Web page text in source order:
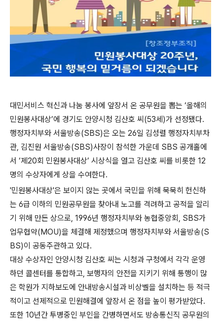
대민서비스 혁신과 나눔 봉사에 앞장서 온 공무원을 뽑는 ‘올해의
민원봉사대상’에 경기도 안양시청 김산호 씨(53세)가 선정됐다.
행정자치부와 서울방송(SBS)은 오는 26일 김성렬 행정자치부차
관, 김진원 서울방송(SBS)사장이 참석한 가운데 SBS 공개홀에
서 ‘제20회 민원봉사대상’ 시상식을 열고 김산호 씨를 비롯한 12
명의 수상자에게 상을 수여한다.
'민원봉사대상'은 보이지 않는 곳에서 국민을 위해 묵묵히 헌신하
는 6급 이하의 민원공무원을 찾아내 노고를 격려하고 공적을 알리
기 위해 만든 상으로, 1996년 행정자치부와 농협중앙회, SBS가
업무협약(MOU)을 체결해 제정했으며 행정자치부와 서울방송(S
BS)이 공동주관하고 있다.
대상 수상자인 안양시청 김산호 씨는 시청과 구청에서 각각 운영
하던 콜센터를 통합하고, 보행자의 안전을 지키기 위해 통행이 많
은 학원가 지하보도에 안내방송시설과 비상벨을 설치하는 등 적극
적이고 선제적으로 민원해결에 앞장서 온 점을 높이 평가받았다.
또한 10년간 투병중인 부인을 간병하면서도 방송통신직 공무원의